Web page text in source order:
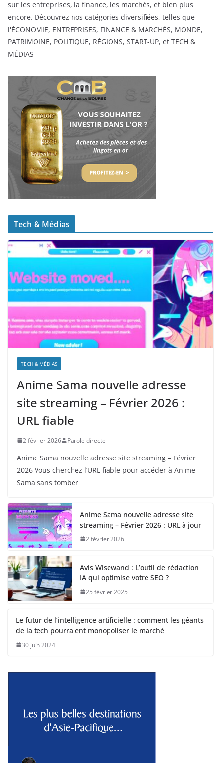
sur les entreprises, la finance, les marchés, et bien plus
encore. Découvrez nos catégories diversifiées, telles que
l'ÉCONOMIE, ENTREPRISES, FINANCE & MARCHÉS, MONDE,
PATRIMOINE, POLITIQUE, RÉGIONS, START-UP, et TECH &
MÉDIAS
Tech & Médias
TECH & MÉDIAS
Anime Sama nouvelle adresse
site streaming – Février 2026 :
URL fiable
2 février 2026 Parole directe
Anime Sama nouvelle adresse site streaming – Février
2026 Vous cherchez l’URL fiable pour accéder à Anime
Sama sans tomber
Anime Sama nouvelle adresse site
streaming – Février 2026 : URL à jour
2 février 2026
Avis Wisewand : L’outil de rédaction
IA qui optimise votre SEO ?
25 février 2025
Le futur de l’intelligence artificielle : comment les géants
de la tech pourraient monopoliser le marché
30 juin 2024